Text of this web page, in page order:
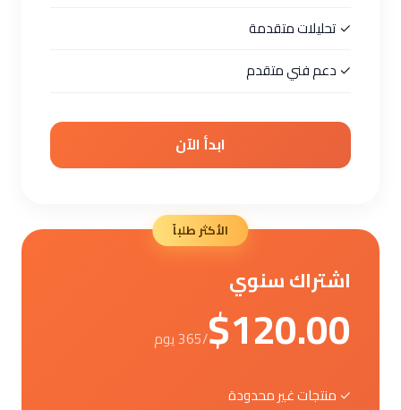
✓ تحليلات متقدمة
✓ دعم فني متقدم
ابدأ الآن
الأكثر طلباً
اشتراك سنوي
$120.00/365 يوم
✓ منتجات غير محدودة